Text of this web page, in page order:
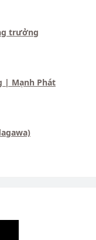
trưởng
| Mạnh Phát